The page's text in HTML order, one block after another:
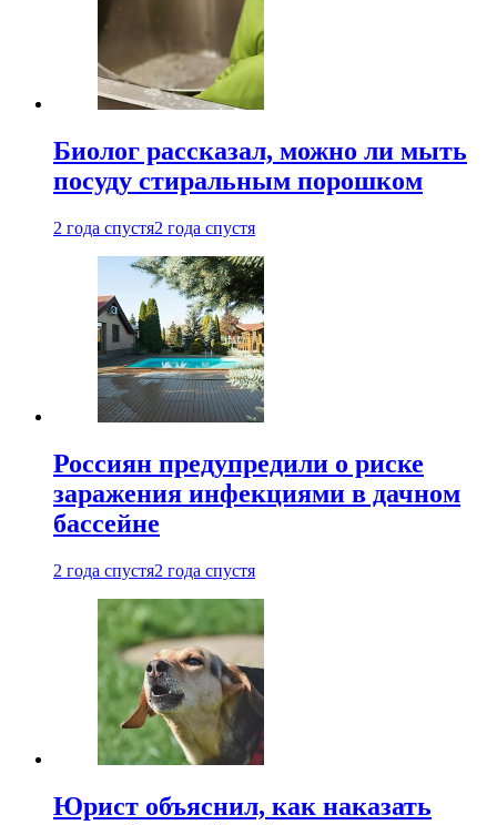
Биолог рассказал, можно ли мыть
посуду стиральным порошком
2 года спустя2 года спустя
Россиян предупредили о риске
заражения инфекциями в дачном
бассейне
2 года спустя2 года спустя
Юрист объяснил, как наказать